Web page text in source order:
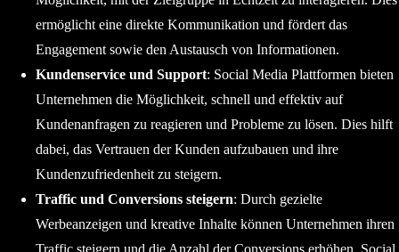
ermöglicht eine direkte Kommunikation und fördert das
Engagement sowie den Austausch von Informationen.
Kundenservice und Support: Social Media Plattformen bieten
Unternehmen die Möglichkeit, schnell und effektiv auf
Kundenanfragen zu reagieren und Probleme zu lösen. Dies hilft
dabei, das Vertrauen der Kunden aufzubauen und ihre
Kundenzufriedenheit zu steigern.
Traffic und Conversions steigern: Durch gezielte
Werbeanzeigen und kreative Inhalte können Unternehmen ihren